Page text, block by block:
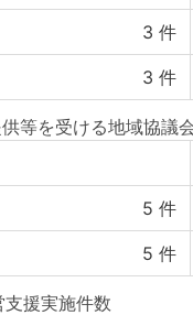
3 件
3 件
等を受ける地域協議
5 件
5 件
支援実施件数